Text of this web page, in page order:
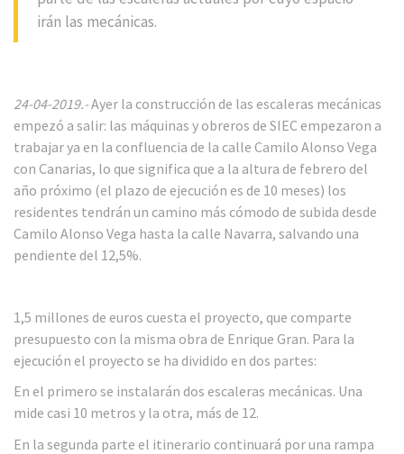
irán las mecánicas.
24-04-2019.-Ayer la construcción de las escaleras mecánicas
empezó a salir: las máquinas y obreros de SIEC empezaron a
trabajar ya en la confluencia de la calle Camilo Alonso Vega
con Canarias, lo que significa que a la altura de febrero del
año próximo (el plazo de ejecución es de 10 meses) los
residentes tendrán un camino más cómodo de subida desde
Camilo Alonso Vega hasta la calle Navarra, salvando una
pendiente del 12,5%.
1,5 millones de euros cuesta el proyecto, que comparte
presupuesto con la misma obra de Enrique Gran. Para la
ejecución el proyecto se ha dividido en dos partes:
En el primero se instalarán dos escaleras mecánicas. Una
mide casi 10 metros y la otra, más de 12.
En la segunda parte el itinerario continuará por una rampa